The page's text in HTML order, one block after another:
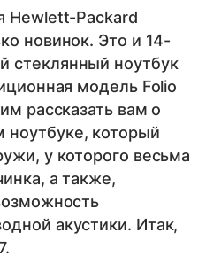
Hewlett-Packard
новинок. Это и 14-
стеклянный ноутбук
модель Folio
рассказать вам о
который
у которого весьма
а также,
акустики. Итак,